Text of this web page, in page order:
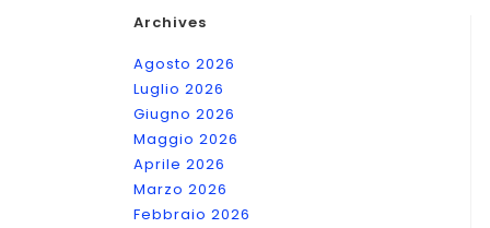
Archives
Agosto 2026
Luglio 2026
Giugno 2026
Maggio 2026
Aprile 2026
Marzo 2026
Febbraio 2026